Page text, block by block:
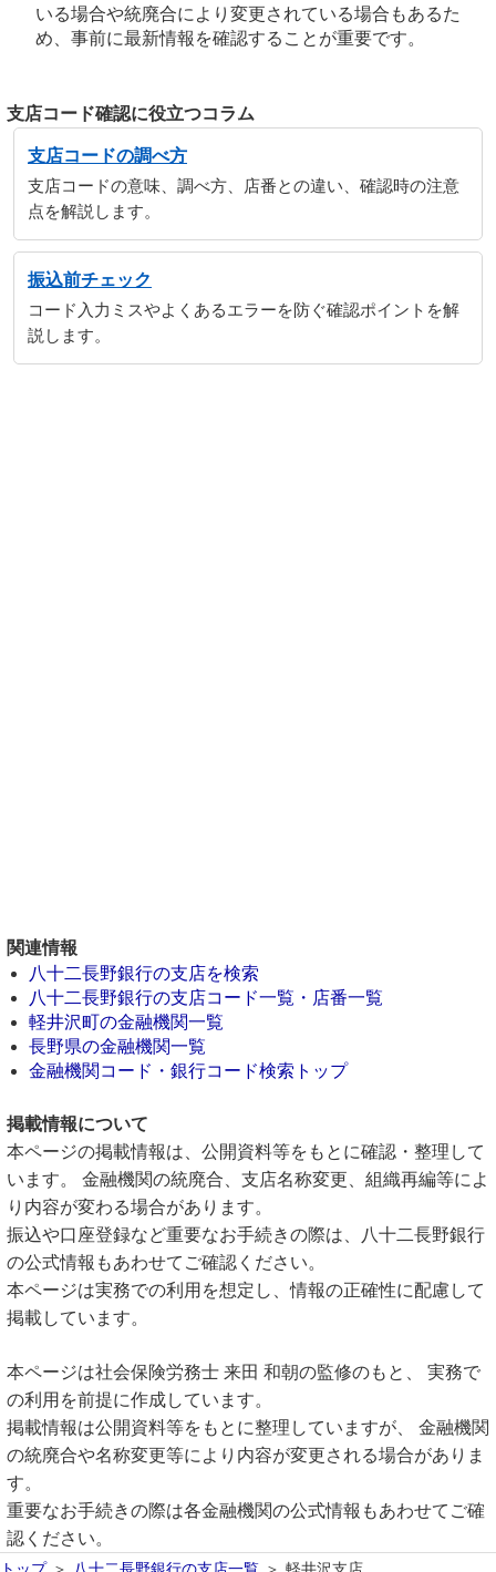
いる場合や統廃合により変更されている場合もあるた
め、事前に最新情報を確認することが重要です。
支店コード確認に役立つコラム
支店コードの調べ方
支店コードの意味、調べ方、店番との違い、確認時の注意
点を解説します。
振込前チェック
コード入力ミスやよくあるエラーを防ぐ確認ポイントを解
説します。
関連情報
八十二長野銀行の支店を検索
八十二長野銀行の支店コード一覧・店番一覧
軽井沢町の金融機関一覧
長野県の金融機関一覧
金融機関コード・銀行コード検索トップ
掲載情報について
本ページの掲載情報は、公開資料等をもとに確認・整理して
います。 金融機関の統廃合、支店名称変更、組織再編等によ
り内容が変わる場合があります。
振込や口座登録など重要なお手続きの際は、八十二長野銀行
の公式情報もあわせてご確認ください。
本ページは実務での利用を想定し、情報の正確性に配慮して
掲載しています。
本ページは社会保険労務士 来田 和朝の監修のもと、 実務で
の利用を前提に作成しています。
掲載情報は公開資料等をもとに整理していますが、 金融機関
の統廃合や名称変更等により内容が変更される場合がありま
す。
重要なお手続きの際は各金融機関の公式情報もあわせてご確
認ください。